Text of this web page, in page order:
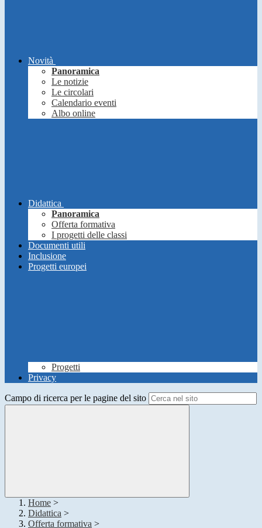
Novità
Panoramica
Le notizie
Le circolari
Calendario eventi
Albo online
Didattica
Panoramica
Offerta formativa
I progetti delle classi
Documenti utili
Inclusione
Progetti europei
Progetti
Privacy
Campo di ricerca per le pagine del sito
Home >
Didattica >
Offerta formativa >